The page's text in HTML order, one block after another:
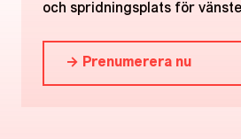
och spridningsplats för
→ Prenumerera nu